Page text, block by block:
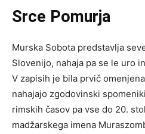
Srce Pomurja
Murska Sobota predstavlja
Slovenijo, nahaja pa se le uro
V zapisih je bila prvič
nahajajo zgodovinski
rimskih časov pa vse do 20.
madžarskega imena